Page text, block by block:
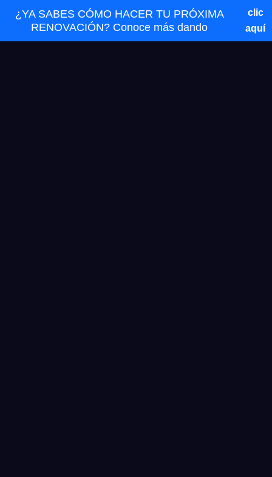
¿YA SABES CÓMO HACER TU PRÓXIMA
RENOVACIÓN? Conoce más dando
clic
aquí